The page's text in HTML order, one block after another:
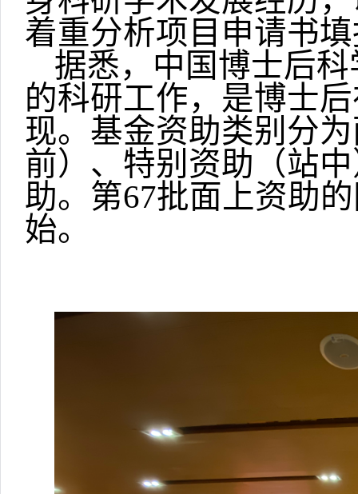
着重分析项目申请书
据悉，中国博士后
的科研工作，是博士
现。基金资助类别分
前）、特别资助（站
助。第67批面上资助
始。